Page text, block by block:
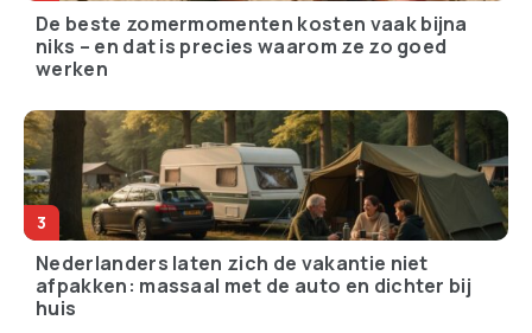
De beste zomermomenten kosten vaak bijna
niks – en dat is precies waarom ze zo goed
werken
Nederlanders laten zich de vakantie niet
afpakken: massaal met de auto en dichter bij
huis